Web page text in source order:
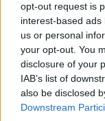
opt-out request is
interest-based
us or personal
your opt-out. You
disclosure of your
IAB’s list of
also be disclosed
Downstream